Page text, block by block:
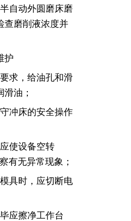
自动外圆磨床磨
查磨削液浓度并
护
求，给油孔和滑
油；
冲床的安全操作
使设备空转
有无异常现象；
具时，应切断电
应擦净工作台